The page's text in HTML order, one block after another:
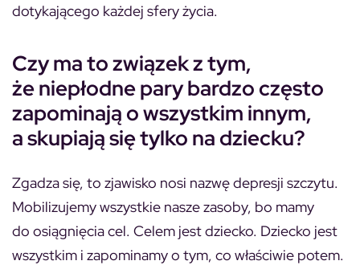
dotykającego każdej sfery życia.
Czy ma to związek z tym,
że niepłodne pary bardzo często
zapominają o wszystkim innym,
a skupiają się tylko na dziecku?
Zgadza się, to zjawisko nosi nazwę depresji szczytu.
Mobilizujemy wszystkie nasze zasoby, bo mamy
do osiągnięcia cel. Celem jest dziecko. Dziecko jest
wszystkim i zapominamy o tym, co właściwie potem.